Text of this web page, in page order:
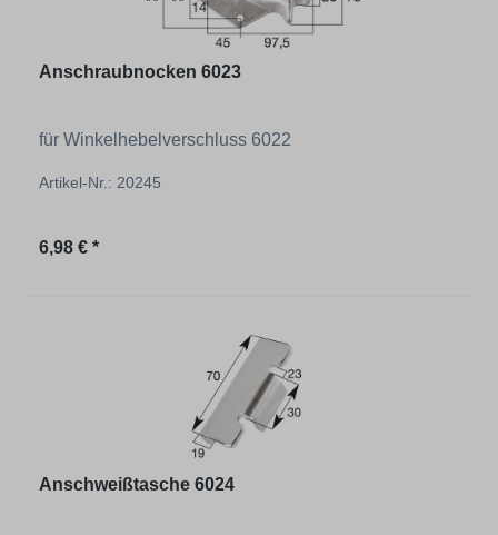
Anschraubnocken 6023
für Winkelhebelverschluss 6022
Artikel-Nr.: 20245
Regulärer Preis:
6,98 € *
Anschweißtasche 6024